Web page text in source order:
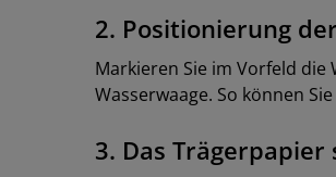
2. Positionierung
Markieren Sie im Vorfeld
Wasserwaage. So können
3. Das